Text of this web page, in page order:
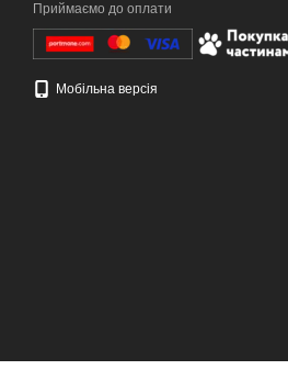
Приймаємо до оплати
Мобільна версія